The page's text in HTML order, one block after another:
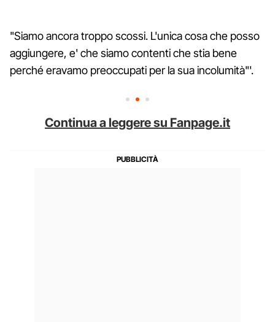
"Siamo ancora troppo scossi. L'unica cosa che posso
aggiungere, e' che siamo contenti che stia bene
perché eravamo preoccupati per la sua incolumità"'.
Continua a leggere su Fanpage.it